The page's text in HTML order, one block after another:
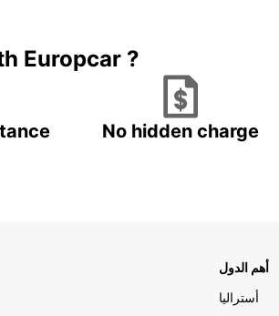
Europcar ?
No hidden charge
أهم الدول
أستراليا